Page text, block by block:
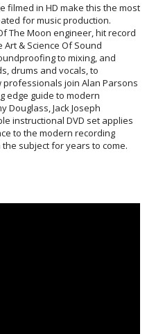
filmed in HD make this the most
for music production.
The Moon engineer, hit record
& Science Of Sound
to mixing, and
drums and vocals, to
join Alan Parsons
edge guide to modern
Douglass, Jack Joseph
instructional DVD set applies
to the modern recording
subject for years to come.